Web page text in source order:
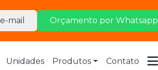
mail Orçamento por Whatsapp
Unidades Produtos Contato